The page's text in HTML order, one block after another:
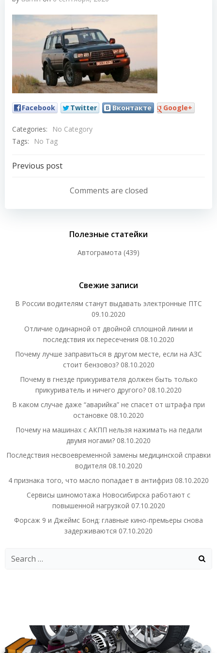
Facebook Twitter Вконтакте Google+
Categories:
No Category
Tags:
No Tag
Навигация
записям
Previous post
Comments are closed
Полезные статейки
Автограмота (439)
Свежие записи
В России водителям станут выдавать электронные ПТС
09.10.2020
Отличие одинарной от двойной сплошной линии и
последствия их пересечения 08.10.2020
Почему лучше заправиться в другом месте, если на АЗС
стоит бензовоз? 08.10.2020
Почему в гнезде прикуривателя должен быть только
прикуриватель и ничего другого? 08.10.2020
В каком случае даже “аварийка” не спасет от штрафа при
остановке 08.10.2020
Почему на машинах с АКПП нельзя нажимать на педали
двумя ногами? 08.10.2020
Последствия несвоевременной замены медицинской справки
водителя 08.10.2020
4 признака того, что масло попадает в антифриз 08.10.2020
Сервисы шиномотажа Новосибирска работают с
повышенной нагрузкой 07.10.2020
Форсаж 9 и Джеймс Бонд: главные кино-премьеры снова
задерживаются 07.10.2020
Search